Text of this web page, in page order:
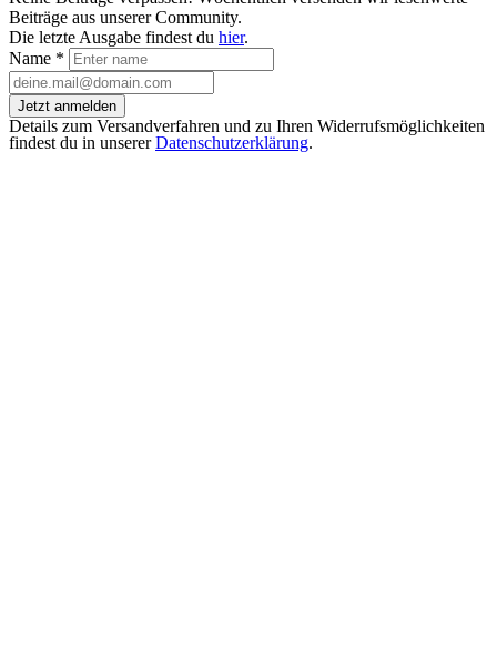
Beiträge aus unserer Community.
Die letzte Ausgabe findest du hier.
Name *
Jetzt anmelden
Details zum Versandverfahren und zu Ihren Widerrufsmöglichkeiten
findest du in unsererDatenschutzerklärung.